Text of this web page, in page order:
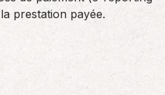
prestation payée.